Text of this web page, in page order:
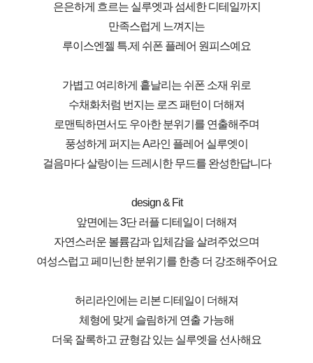
은은하게 흐르는 실루엣과 섬세한 디테일까지
만족스럽게 느껴지는
루이스엔젤 특.제 쉬폰 플레어 원피스예요
가볍고 여리하게 흩날리는 쉬폰 소재 위로
수채화처럼 번지는 로즈 패턴이 더해져
로맨틱하면서도 우아한 분위기를 연출해주며
풍성하게 퍼지는 A라인 플레어 실루엣이
걸음마다 살랑이는 드레시한 무드를 완성한답니다
design & Fit
앞면에는 3단 러플 디테일이 더해져
자연스러운 볼륨감과 입체감을 살려주었으며
여성스럽고 페미닌한 분위기를 한층 더 강조해주어요
허리라인에는 리본 디테일이 더해져
체형에 맞게 슬림하게 연출 가능해
더욱 잘록하고 균형감 있는 실루엣을 선사해요